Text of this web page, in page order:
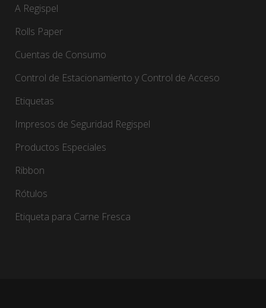
A Regispel
Rolls Paper
Cuentas de Consumo
Control de Estacionamiento y Control de Acceso
Etiquetas
Impresos de Seguridad Regispel
Productos Especiales
Ribbon
Rótulos
Etiqueta para Carne Fresca